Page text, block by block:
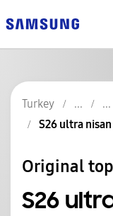
Turkey
S26 ultra
Original
S26